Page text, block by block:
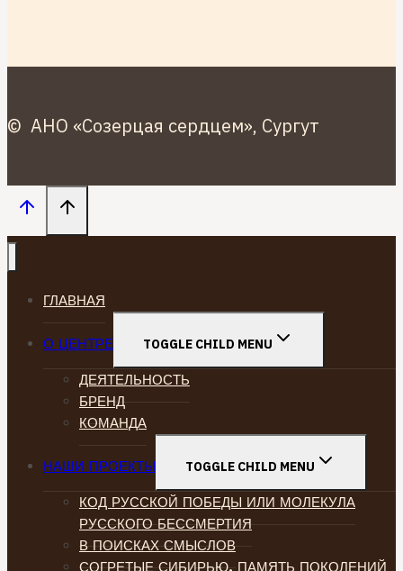
© АНО «Созерцая сердцем», Сургут
ГЛАВНАЯ
О ЦЕНТРЕ TOGGLE CHILD MENU
ДЕЯТЕЛЬНОСТЬ
БРЕНД
КОМАНДА
НАШИ ПРОЕКТЫ TOGGLE CHILD MENU
КОД РУССКОЙ ПОБЕДЫ ИЛИ МОЛЕКУЛА
РУССКОГО БЕССМЕРТИЯ
В ПОИСКАХ СМЫСЛОВ
СОГРЕТЫЕ СИБИРЬЮ. ПАМЯТЬ ПОКОЛЕНИЙ